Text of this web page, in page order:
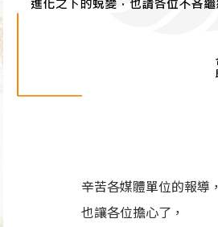
辛苦各媒體單位的報導，
也讓各位擔心了，